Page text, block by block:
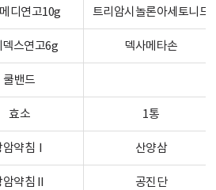
디연고10g 트리암시놀론아세토니드
스연고6g 덱사메타손
쿨밴드
효소 1통
암약침Ⅰ 산양삼
암약침Ⅱ 공진단